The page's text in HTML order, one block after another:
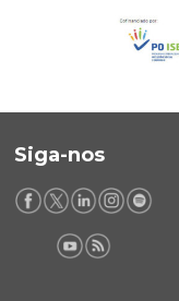
Siga-nos